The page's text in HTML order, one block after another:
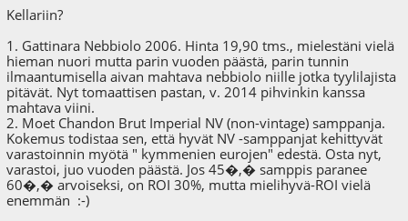
Kellariin?
1. Gattinara Nebbiolo 2006. Hinta 19,90 tms., mielestäni vielä
hieman nuori mutta parin vuoden päästä, parin tunnin
ilmaantumisella aivan mahtava nebbiolo niille jotka tyylilajista
pitävät. Nyt tomaattisen pastan, v. 2014 pihvinkin kanssa
mahtava viini.
2. Moet Chandon Brut Imperial NV (non-vintage) samppanja.
Kokemus todistaa sen, että hyvät NV -samppanjat kehittyvät
varastoinnin myötä " kymmenien eurojen" edestä. Osta nyt,
varastoi, juo vuoden päästä. Jos 45�,� samppis paranee
60�,� arvoiseksi, on ROI 30%, mutta mielihyvä-ROI vielä
enemmän :-)